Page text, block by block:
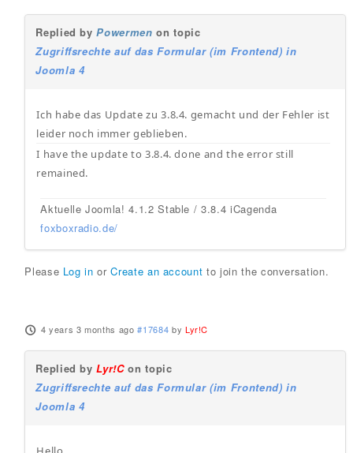
Replied byPowermen on topic
Zugriffsrechte auf das Formular (im Frontend) in
Joomla 4
Ich habe das Update zu 3.8.4. gemacht und der Fehler ist
leider noch immer geblieben.
I have the update to 3.8.4. done and the error still
remained.
Aktuelle Joomla! 4.1.2 Stable / 3.8.4 iCagenda
foxboxradio.de/
Please Log in orCreate an account to join the conversation.
4 years 3 months ago #17684 by Lyr!C
Replied byLyr!Con topic
Zugriffsrechte auf das Formular (im Frontend) in
Joomla 4